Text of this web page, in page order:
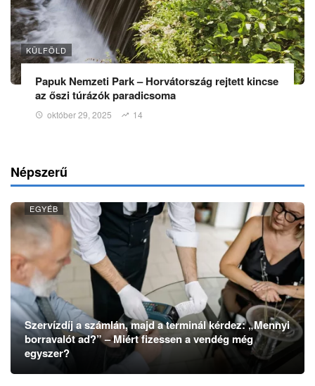
KÜLFÖLD
Papuk Nemzeti Park – Horvátország rejtett kincse
az őszi túrázók paradicsoma
október 29, 2025 14
Népszerű
EGYÉB
Szervízdíj a számlán, majd a terminál kérdez: „Mennyi
borravalót ad?” – Miért fizessen a vendég még
egyszer?